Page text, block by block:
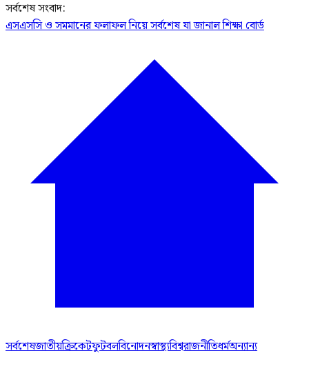
সর্বশেষ সংবাদ:
এসএসসি ও সমমানের ফলাফল নিয়ে সর্বশেষ যা জানাল শিক্ষা বোর্ড
সর্বশেষজাতীয়ক্রিকেটফুটবলবিনোদনস্বাস্থ্যবিশ্বরাজনীতিধর্মঅন্যান্য